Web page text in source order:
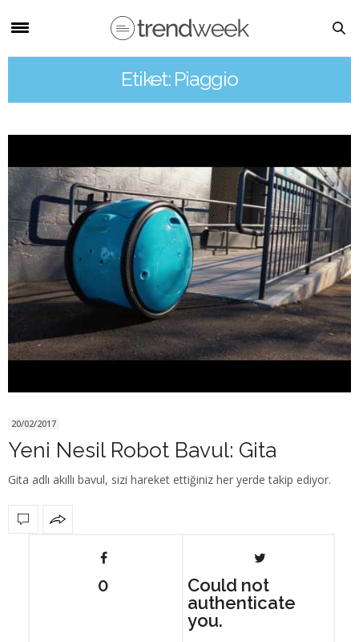
Etiket: Piaggio
20/02/2017
Yeni Nesil Robot Bavul: Gita
Gita adlı akıllı bavul, sizi hareket ettiğiniz her yerde takip ediyor.
0
Could not
authenticate
you.